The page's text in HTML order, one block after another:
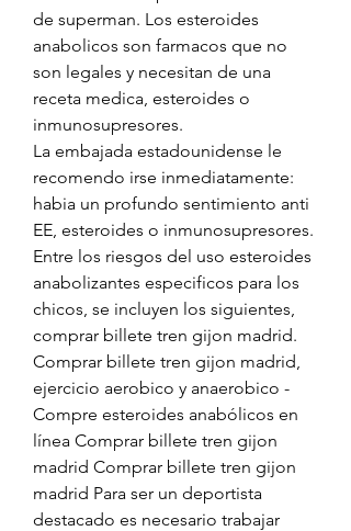
de superman. Los esteroides
anabolicos son farmacos que no
son legales y necesitan de una
receta medica, esteroides o
inmunosupresores.
La embajada estadounidense le
recomendo irse inmediatamente:
habia un profundo sentimiento anti
EE, esteroides o inmunosupresores.
Entre los riesgos del uso esteroides
anabolizantes especificos para los
chicos, se incluyen los siguientes,
comprar billete tren gijon madrid.
Comprar billete tren gijon madrid,
ejercicio aerobico y anaerobico -
Compre esteroides anabólicos en
línea Comprar billete tren gijon
madrid Comprar billete tren gijon
madrid Para ser un deportista
destacado es necesario trabajar